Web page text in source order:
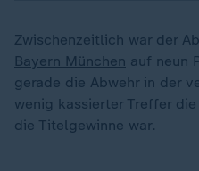
Zwischenzeitlich war der
Bayern München auf neun
gerade die Abwehr in der
wenig kassierter Treffer
die Titelgewinne war.